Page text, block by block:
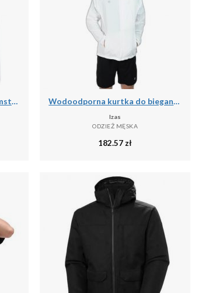
Kurtka prezentacyjna Ajax Amsterdam 2025/26 Wodoodporna kurtka do biegania Izas Brezel II
Izas
ODZIEŻ MĘSKA
182.57 zł